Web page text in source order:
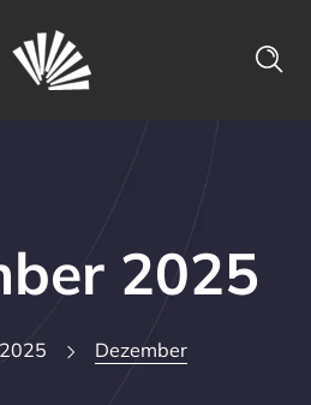
2025
2025 Dezember